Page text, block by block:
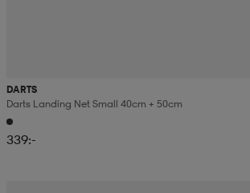
DARTS
Darts Landing Net Small 40cm + 50cm
339:-